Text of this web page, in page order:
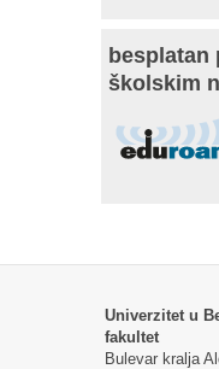
besplatan
školskim
Univerzitet u
fakultet
Bulevar kralja